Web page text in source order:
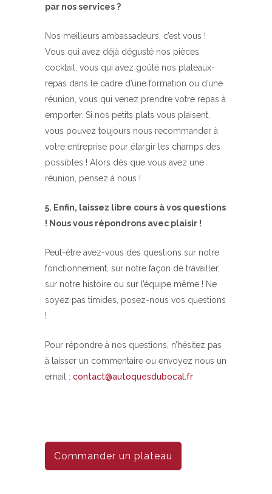
par nos services ?
Nos meilleurs ambassadeurs, c’est vous !
Vous qui avez déjà dégusté nos pièces
cocktail, vous qui avez goûté nos plateaux-
repas dans le cadre d’une formation ou d’une
réunion, vous qui venez prendre votre repas à
emporter. Si nos petits plats vous plaisent,
vous pouvez toujours nous recommander à
votre entreprise pour élargir les champs des
possibles ! Alors dès que vous avez une
réunion, pensez à nous !
5. Enfin, laissez libre cours à vos questions
! Nous vous répondrons avec plaisir !
Peut-être avez-vous des questions sur notre
fonctionnement, sur notre façon de travailler,
sur notre histoire ou sur l’équipe même ! Ne
soyez pas timides, posez-nous vos questions
!
Pour répondre à nos questions, n’hésitez pas
à laisser un commentaire ou envoyez nous un
email : contact@autoquesdubocal.fr
Commander un plateau